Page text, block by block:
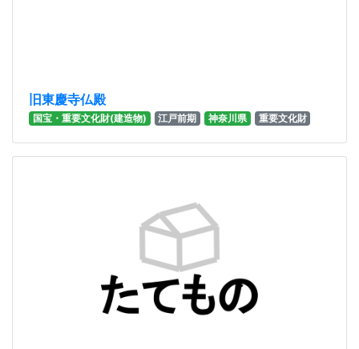
旧東慶寺仏殿
国宝・重要文化財(建造物) 江戸前期 神奈川県 重要文化財